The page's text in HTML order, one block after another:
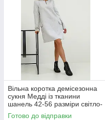
Вільна коротка демісезонна
сукня Медді із тканини
шанель 42-56 разміри світло-
сіра
Готово до відправки